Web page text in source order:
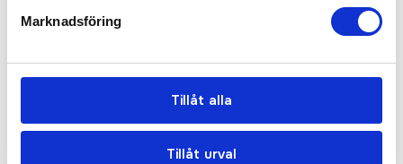
Marknadsföring
Tillåt alla
Tillåt urval